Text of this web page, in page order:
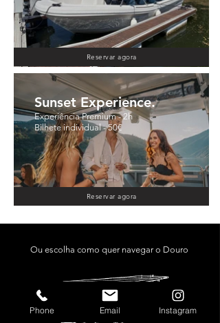
Sunset Experience.
Experiência Premium - 2h
Bilhete individual - 50€
Reservar agora
Reservar agora
Ou escolha como quer navegar o Douro
Phone Email Instagram